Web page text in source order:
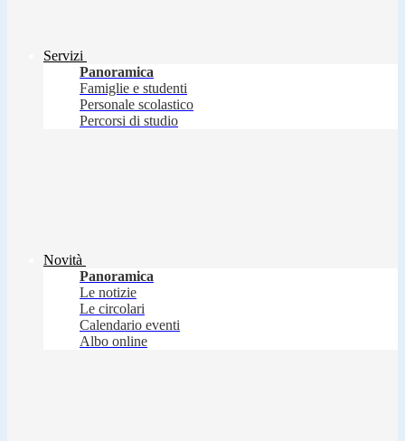
Servizi
Panoramica
Famiglie e studenti
Personale scolastico
Percorsi di studio
Novità
Panoramica
Le notizie
Le circolari
Calendario eventi
Albo online